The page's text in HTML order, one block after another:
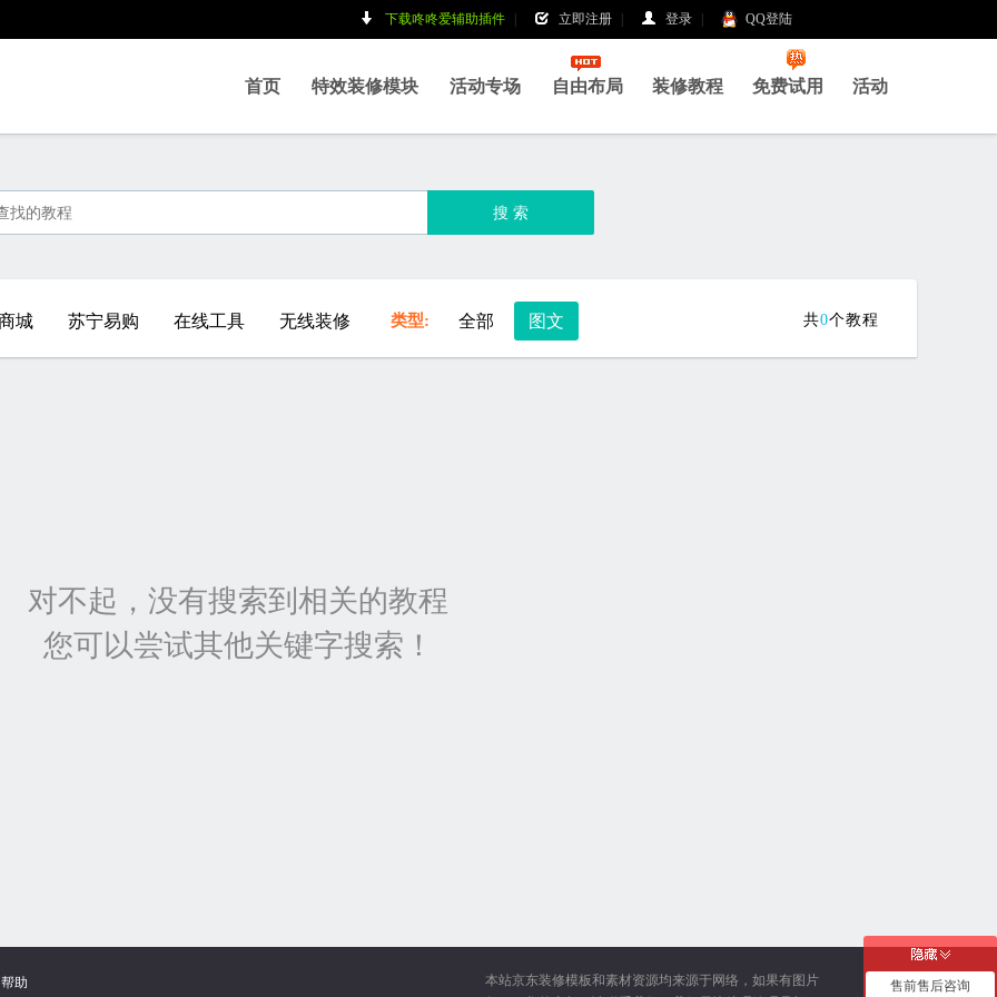
QQ登陆
登录
立即注册
下载咚咚爱辅助插件
首页 特效装修模块 活动专场 自由布局 装修教程 免费试用 活动
城 苏宁易购 在线工具 无线装修 类型: 全部 图文 共0个教程
对不起，没有搜索到相关的教程
您可以尝试其他关键字搜索！
本站京东装修模板和素材资源均来源于网络，如果有图片
帮助 售前售后咨询